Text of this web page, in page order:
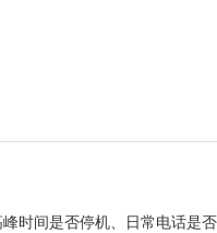
时间是否停机、日常电话是